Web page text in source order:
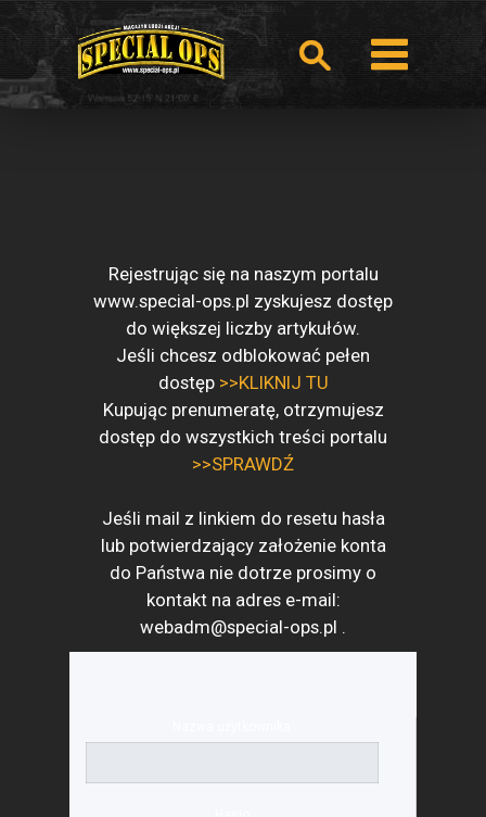
Rejestrując się na naszym portalu
www.special-ops.pl zyskujesz dostęp
do większej liczby artykułów.
Jeśli chcesz odblokować pełen
dostęp >>KLIKNIJ TU
Kupując prenumeratę, otrzymujesz
dostęp do wszystkich treści portalu
>>SPRAWDŹ
Jeśli mail z linkiem do resetu hasła
lub potwierdzający założenie konta
do Państwa nie dotrze prosimy o
kontakt na adres e-mail:
webadm@special-ops.pl .